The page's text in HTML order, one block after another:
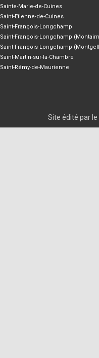
Sainte-Marie-de-Cuines
Saint-Etienne-de-Cuines
Saint-François-Longchamp
Saint-François-Longchamp
Saint-François-Longchamp
Saint-Martin-sur-la-Chambre
Saint-Rémy-de-Maurienne
Site édité par